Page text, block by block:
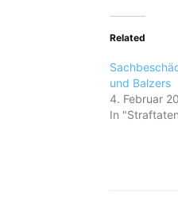
Related
und Balzers
4. Februar
In